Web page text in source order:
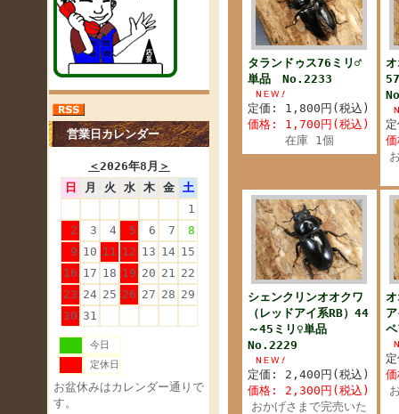
営業日カレンダー
＜2026年8月 ＞
日
月 火 水 木 金
土
1
2
3 4 5 6 7
8
9 10 11 12 13 14 15
16 17 18 19 20 21 22
23 24 25 26 27 28 29
30 31
今日
定休日
お盆休みはカレンダー通りで
す。
タランドゥス76ミリ♂
単品 No.2233
定価: 1,800円(税込)
価格: 1,700円(税込)
在庫 1個
シェンクリンオオクワ
（レッドアイ系RB）44
～45ミリ♀単品
No.2229
定価: 2,400円(税込)
価格: 2,300円(税込)
おかげさまで完売いた